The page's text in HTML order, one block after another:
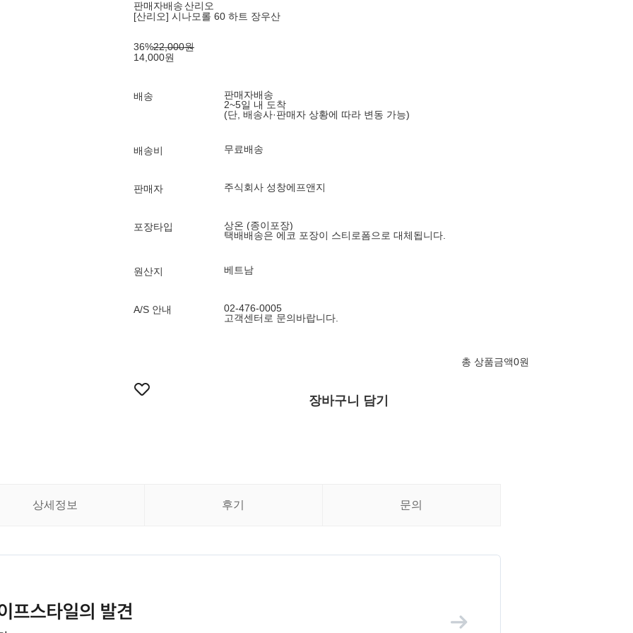
판매자배송산리오
[산리오] 시나모롤 60 하트 장우산
36%22,000원
14,000원
배송
판매자배송
2~5일 내 도착
(단, 배송사·판매자 상황에 따라 변동 가능)
배송비 무료배송
판매자 주식회사 성창에프앤지
포장타입
상온 (종이포장)
택배배송은 에코 포장이 스티로폼으로 대체됩니다.
원산지 베트남
A/S 안내
02-476-0005
고객센터로 문의바랍니다.
총 상품금액0원
장바구니 담기
상세정보 후기 문의